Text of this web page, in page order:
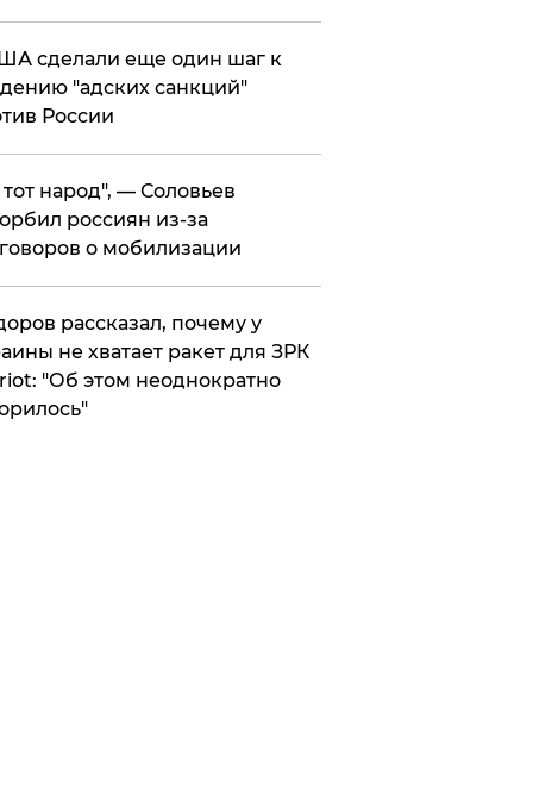
сделали еще один шаг к
"адских санкций"
России
народ", — Соловьев
россиян из-за
о мобилизации
рассказал, почему у
не хватает ракет для ЗРК
"Об этом неоднократно